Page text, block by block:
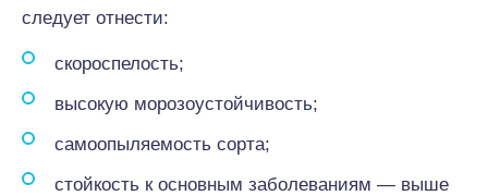
следует отнести:
скороспелость;
высокую морозоустойчивость;
самоопыляемость сорта;
стойкость к основным заболеваниям — выше